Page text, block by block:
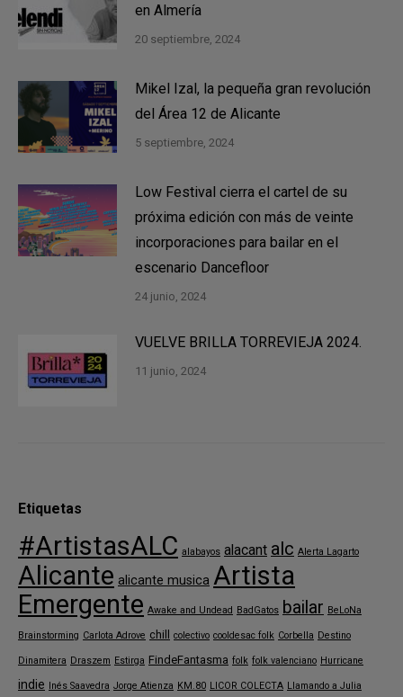
en Almería
20 septiembre, 2024
Mikel Izal, la pequeña gran revolución
del Área 12 de Alicante
5 septiembre, 2024
Low Festival cierra el cartel de su
próxima edición con más de veinte
incorporaciones para bailar en el
escenario Dancefloor
24 junio, 2024
VUELVE BRILLA TORREVIEJA 2024.
11 junio, 2024
Etiquetas
#ArtistasALC alabayos alacant alc Alerta Lagarto
Alicante alicante musica Artista
Emergente Awake and Undead BadGatos bailar BeLoNa
Brainstorming Carlota Adrove chill colectivo cooldesac folk Corbella Destino
Dinamitera Draszem Estirga FindeFantasma folk folk valenciano Hurricane
indie Inés Saavedra Jorge Atienza KM.80 LICOR COLECTA Llamando a Julia